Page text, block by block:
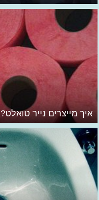
איך מייצרים נייר טואלט?